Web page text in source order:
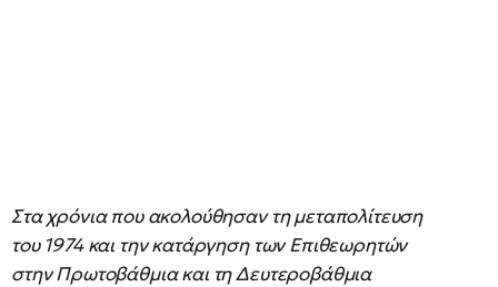
Στα χρόνια που ακολούθησαν τη μεταπολίτευση
του 1974 και την κατάργηση των Επιθεωρητών
στην Πρωτοβάθμια και τη Δευτεροβάθμια